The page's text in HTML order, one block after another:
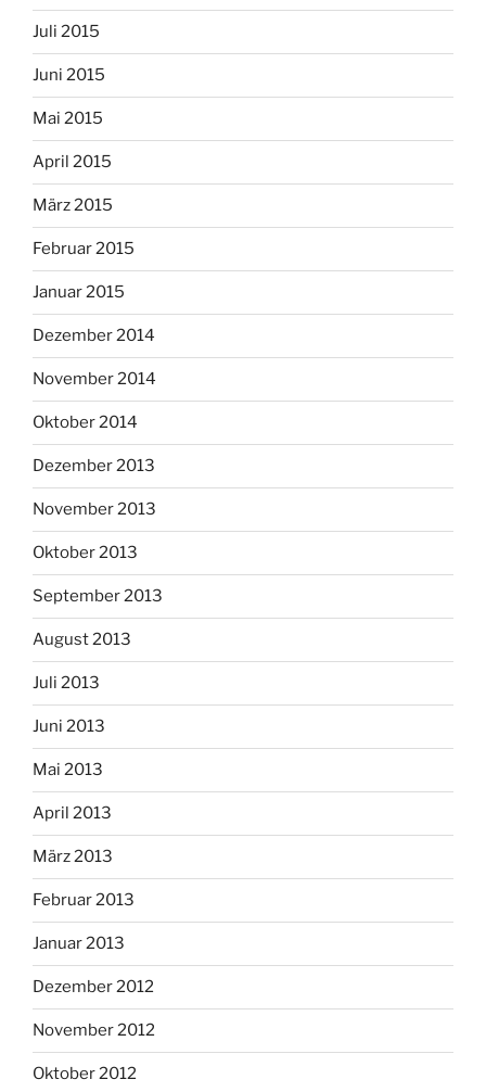
Juli 2015
Juni 2015
Mai 2015
April 2015
März 2015
Februar 2015
Januar 2015
Dezember 2014
November 2014
Oktober 2014
Dezember 2013
November 2013
Oktober 2013
September 2013
August 2013
Juli 2013
Juni 2013
Mai 2013
April 2013
März 2013
Februar 2013
Januar 2013
Dezember 2012
November 2012
Oktober 2012